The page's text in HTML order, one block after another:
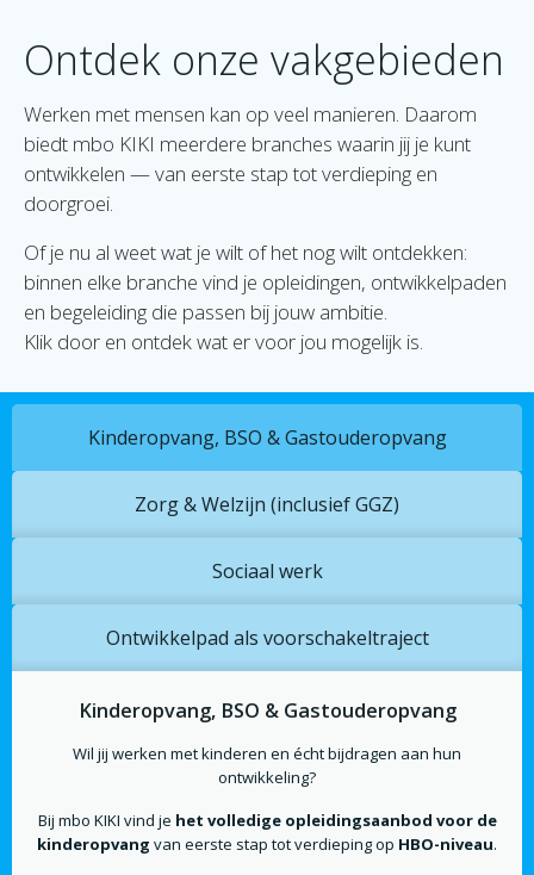
Ontdek onze vakgebieden
Werken met mensen kan op veel manieren. Daarom
biedt mbo KIKI meerdere branches waarin jij je kunt
ontwikkelen — van eerste stap tot verdieping en
doorgroei.
Of je nu al weet wat je wilt of het nog wilt ontdekken:
binnen elke branche vind je opleidingen, ontwikkelpaden
en begeleiding die passen bij jouw ambitie.
Klik door en ontdek wat er voor jou mogelijk is.
Kinderopvang, BSO & Gastouderopvang
Zorg & Welzijn (inclusief GGZ)
Sociaal werk
Ontwikkelpad als voorschakeltraject
Kinderopvang, BSO & Gastouderopvang
Wil jij werken met kinderen en écht bijdragen aan hun
ontwikkeling?
Bij mbo KIKI vind je het volledige opleidingsaanbod voor de
kinderopvang van eerste stap tot verdieping op HBO-niveau.